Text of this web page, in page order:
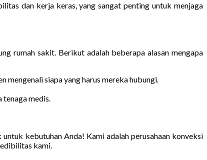
dan kerja keras, yang sangat penting untuk menjaga
rumah sakit. Berikut adalah beberapa alasan mengapa
mengenali siapa yang harus mereka hubungi.
tenaga medis.
kebutuhan Anda! Kami adalah perusahaan konveksi
kami.